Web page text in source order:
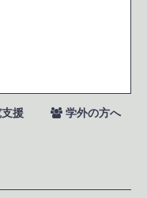
援 学外の方へ